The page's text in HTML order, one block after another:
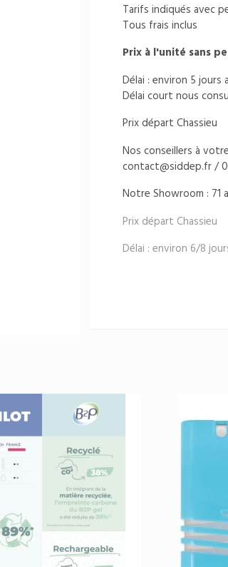
Tarifs indiqués avec
Tous frais inclus
Prix à l'unité sans
Délai : environ 5
Délai court nous
Prix départ Chassieu
Nos conseillers à
contact@siddep.fr/
Notre Showroom : 71
Prix départ Chassieu
Délai : environ 6/8